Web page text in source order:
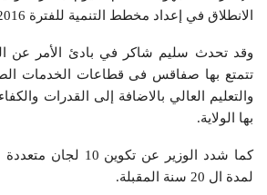
الانطلاق في إعداد مخطط التنمية للفترة 2016 – 2020.
وقد تحدث سليم شاكر في بادئ الأمر عن
تتمتع بها صفاقس فى قطاعات الخدمات
والتعليم العالي بالاضافة إلى القدرات
بها الولاية.
كما شدد الوزير عن
لمدة ال 20 سنة المقبلة.